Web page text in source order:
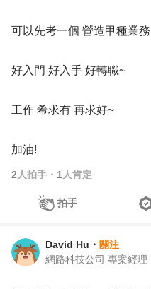
可以先考一個 營造甲種業
好入門 好入手 好轉職~
工作 希求有 再求好~
加油!
2 人拍手 ・ 1 人肯定
拍手
David Hu ・ 關注
網路科技公司 專案經理